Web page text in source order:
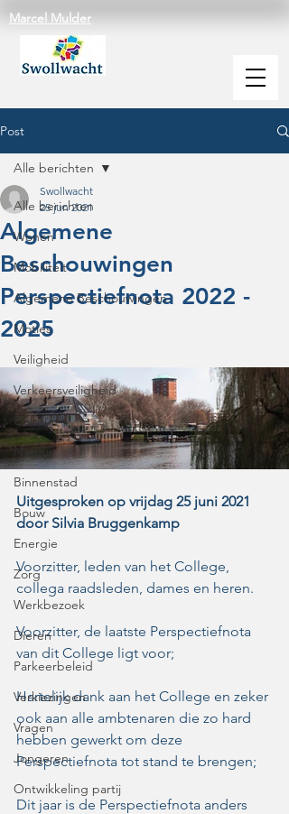
Marcel Mulder
Post
Alle berichten
Wonen
Mobiliteit
Algemene Beschouwingen
Moties
Veiligheid
Verkeersveiligheid
Cultuur
Natuur
Binnenstad
Bouw
Energie
Zorg
Werkbezoek
Dieren
Parkeerbeleid
Verkiezingen
Vragen
Jongeren
Ontwikkeling partij
Alle berichten
Algemene
Beschouwingen
Perspectiefnota 2022 -
2025
Swollwacht
25 jun 2021
Uitgesproken op vrijdag 25 juni 2021
door Silvia Bruggenkamp
Voorzitter, leden van het College,
collega raadsleden, dames en heren.
Voorzitter, de laatste Perspectiefnota
van dit College ligt voor;
Hartelijk dank aan het College en zeker
ook aan alle ambtenaren die zo hard
hebben gewerkt om deze
Perspectiefnota tot stand te brengen;
Dit jaar is de Perspectiefnota anders